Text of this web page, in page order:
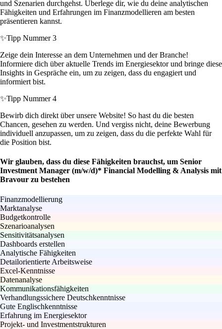
und Szenarien durchgehst. Überlege dir, wie du deine analytischen
Fähigkeiten und Erfahrungen im Finanzmodellieren am besten
präsentieren kannst.
✨Tipp Nummer 3
Zeige dein Interesse an dem Unternehmen und der Branche!
Informiere dich über aktuelle Trends im Energiesektor und bringe diese
Insights in Gespräche ein, um zu zeigen, dass du engagiert und
informiert bist.
✨Tipp Nummer 4
Bewirb dich direkt über unsere Website! So hast du die besten
Chancen, gesehen zu werden. Und vergiss nicht, deine Bewerbung
individuell anzupassen, um zu zeigen, dass du die perfekte Wahl für
die Position bist.
Wir glauben, dass du diese Fähigkeiten brauchst, um Senior
Investment Manager (m/w/d)* Financial Modelling & Analysis mit
Bravour zu bestehen
Finanzmodellierung
Marktanalyse
Budgetkontrolle
Szenarioanalysen
Sensitivitätsanalysen
Dashboards erstellen
Analytische Fähigkeiten
Detailorientierte Arbeitsweise
Excel-Kenntnisse
Datenanalyse
Kommunikationsfähigkeiten
Verhandlungssichere Deutschkenntnisse
Gute Englischkenntnisse
Erfahrung im Energiesektor
Projekt- und Investmentstrukturen